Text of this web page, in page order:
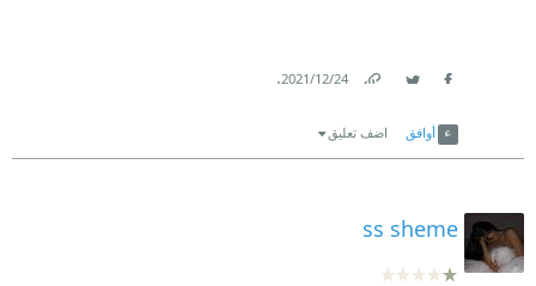
24‏/12‏/2021
.
أوافق اضف تعليق
ss sheme